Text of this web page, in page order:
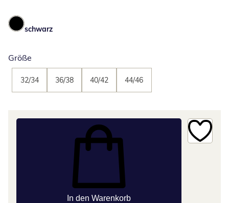
schwarz
Größe
32/34 36/38 40/42 44/46
In den Warenkorb